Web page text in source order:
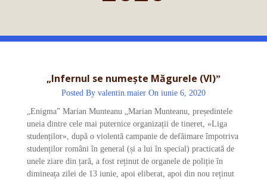
„Infernul se numește Măgurele (VI)ˮ
Posted By valentin.maier On iunie 6, 2020
„Enigma” Marian Munteanu „Marian Munteanu, președintele
uneia dintre cele mai puternice organizații de tineret, «Liga
studenților», după o violentă campanie de defăimare împotriva
studenților români în general (și a lui în special) practicată de
unele ziare din țară, a fost reținut de organele de poliție în
dimineața zilei de 13 iunie, apoi eliberat, apoi din nou reținut